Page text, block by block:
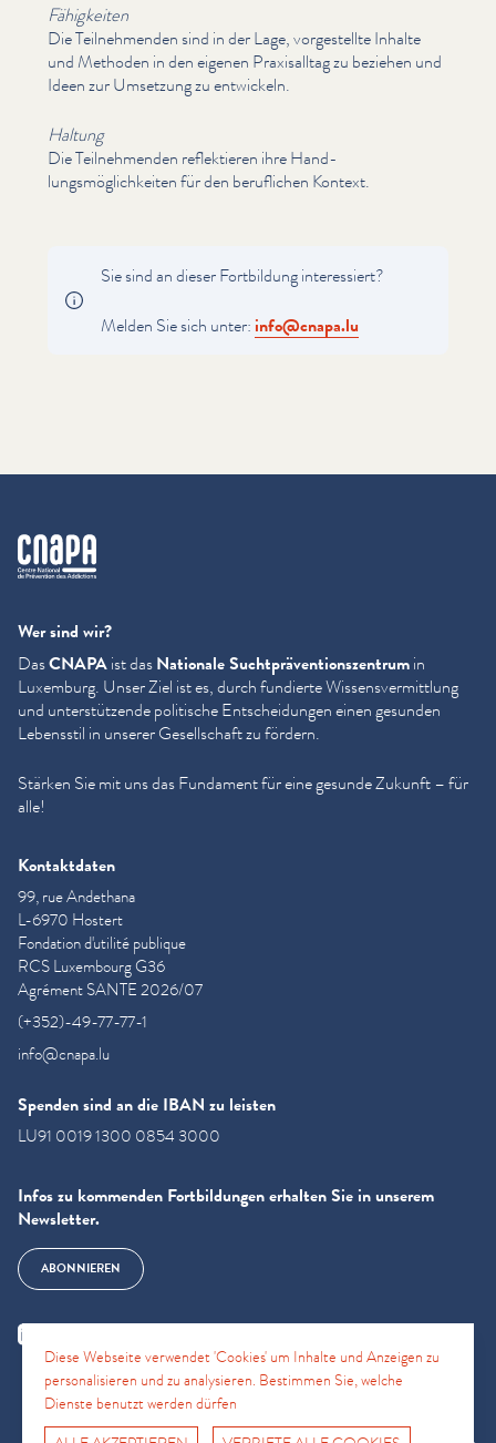
Fähigkeiten
Die Teil­nehmenden sind in der Lage, vorgestellte Inhalte
und Methoden in den eigenen Prax­isall­t­ag zu beziehen und
Ideen zur Umsetzung zu entwickeln.
Haltung
Die Teil­nehmenden reflek­tieren ihre Hand­
lungsmöglichkeit­en für den beruflichen Kontext.
Sie sind an dieser Fortbildung inter­essiert?
Melden Sie sich unter: info@​cnapa.​lu
cnapa
Wer sind wir?
DasCNAPAist dasNationale Sucht­präven­tion­szen­trumin
Luxemburg. Unser Ziel ist es, durch fundierte Wis­sensver­mit­tlung
und unter­stützende politische Entschei­dun­gen einen gesunden
Lebensstil in unserer Gesellschaft zu fördern.
Stärken Sie mit uns das Fundament für eine gesunde Zukunft – für
alle!
Kontaktdaten
99, rue Andethana
L-6970 Hostert
Fondation d'utilité publique
RCS Luxembourg G36
Agrément SANTE 2026/07
(+352)-49-77-77-1
info@cnapa.lu
Spenden sind an die IBAN zu leisten
LU91 0019 1300 0854 3000
Infos zu kommenden Fortbildungen erhalten Sie in unserem
Newsletter.
ABONNIEREN
Diese Webseite verwendet 'Cookies' um Inhalte und Anzeigen zu
personalisieren und zu analysieren. Bestimmen Sie, welche
Dienste benutzt werden dürfen